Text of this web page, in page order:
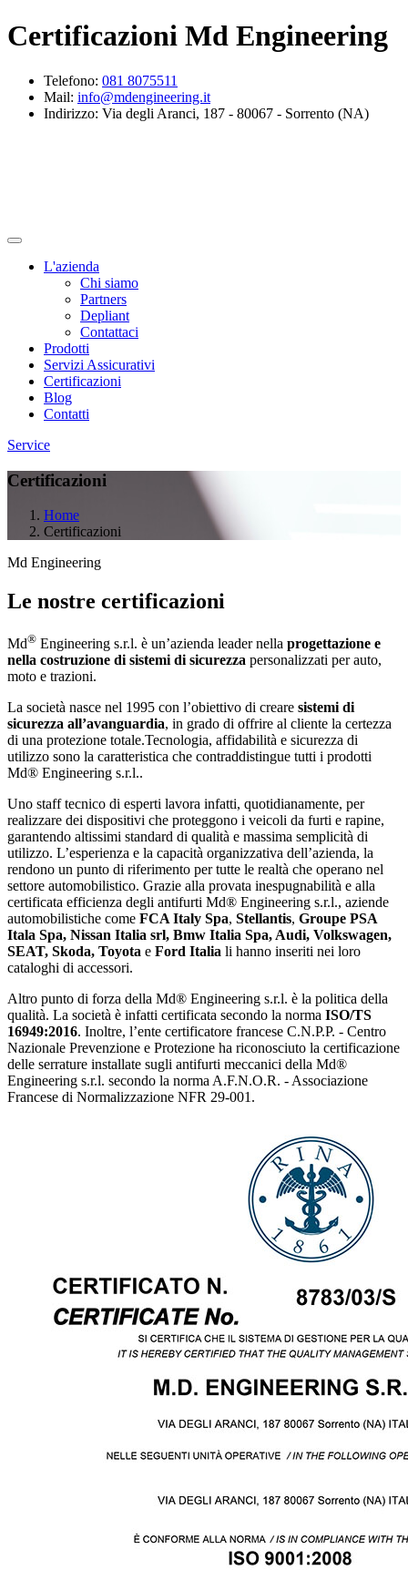
Certificazioni Md Engineering
Telefono: 081 8075511
Mail: info@mdengineering.it
Indirizzo: Via degli Aranci, 187 - 80067 - Sorrento (NA)
L'azienda
Chi siamo
Partners
Depliant
Contattaci
Prodotti
Servizi Assicurativi
Certificazioni
Blog
Contatti
Service
Certificazioni
Home
Certificazioni
Md Engineering
Le nostre certificazioni
Md® Engineering s.r.l. è un’azienda leader nella progettazione e
nella costruzione di sistemi di sicurezza personalizzati per auto,
moto e trazioni.
La società nasce nel 1995 con l’obiettivo di creare sistemi di
sicurezza all’avanguardia, in grado di offrire al cliente la certezza
di una protezione totale.Tecnologia, affidabilità e sicurezza di
utilizzo sono la caratteristica che contraddistingue tutti i prodotti
Md® Engineering s.r.l..
Uno staff tecnico di esperti lavora infatti, quotidianamente, per
realizzare dei dispositivi che proteggono i veicoli da furti e rapine,
garantendo altissimi standard di qualità e massima semplicità di
utilizzo. L’esperienza e la capacità organizzativa dell’azienda, la
rendono un punto di riferimento per tutte le realtà che operano nel
settore automobilistico. Grazie alla provata inespugnabilità e alla
certificata efficienza degli antifurti Md® Engineering s.r.l., aziende
automobilistiche come FCA Italy Spa, Stellantis, Groupe PSA
Itala Spa, Nissan Italia srl, Bmw Italia Spa, Audi, Volkswagen,
SEAT, Skoda, Toyota e Ford Italia li hanno inseriti nei loro
cataloghi di accessori.
Altro punto di forza della Md® Engineering s.r.l. è la politica della
qualità. La società è infatti certificata secondo la norma ISO/TS
16949:2016. Inoltre, l’ente certificatore francese C.N.P.P. - Centro
Nazionale Prevenzione e Protezione ha riconosciuto la certificazione
delle serrature installate sugli antifurti meccanici della Md®
Engineering s.r.l. secondo la norma A.F.N.O.R. - Associazione
Francese di Normalizzazione NFR 29-001.